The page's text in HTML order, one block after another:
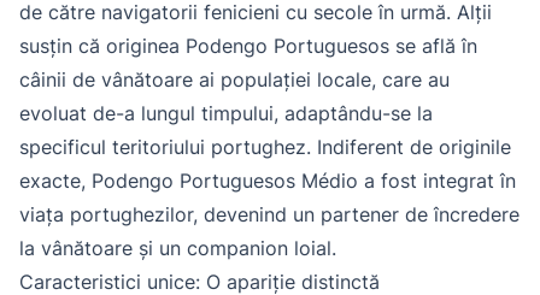
de către navigatorii fenicieni cu secole în urmă. Alții
susțin că originea Podengo Portuguesos se află în
câinii de vânătoare ai populației locale, care au
evoluat de-a lungul timpului, adaptându-se la
specificul teritoriului portughez. Indiferent de originile
exacte, Podengo Portuguesos Médio a fost integrat în
viața portughezilor, devenind un partener de încredere
la vânătoare și un companion loial.
Caracteristici unice: O apariție distinctă